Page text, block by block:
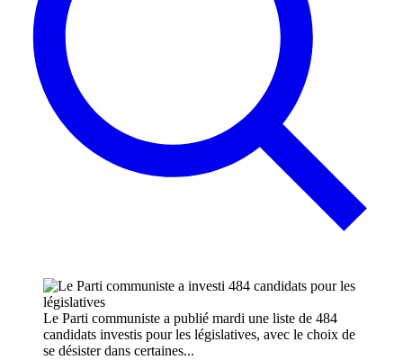
Le Parti communiste a publié mardi une liste de 484
candidats investis pour les législatives, avec le choix de
se désister dans certaines...